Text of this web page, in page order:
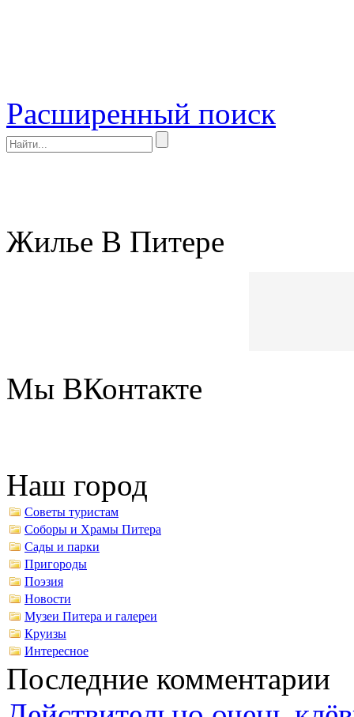
Расширенный поиск
Жилье В Питере
Мы ВКонтакте
Наш город
Советы туристам
Соборы и Храмы Питера
Сады и парки
Пригороды
Поэзия
Новости
Музеи Питера и галереи
Круизы
Интересное
Последние комментарии